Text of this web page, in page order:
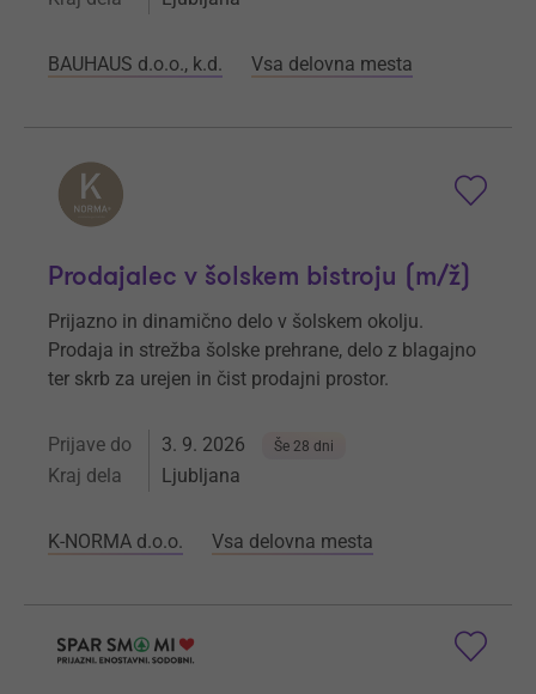
BAUHAUS d.o.o., k.d. Vsa delovna mesta
Prodajalec v šolskem bistroju (m/ž)
Prijazno in dinamično delo v šolskem okolju.
Prodaja in strežba šolske prehrane, delo z blagajno
ter skrb za urejen in čist prodajni prostor.
Prijave do 3. 9. 2026 Še 28 dni
Kraj dela Ljubljana
K-NORMA d.o.o. Vsa delovna mesta